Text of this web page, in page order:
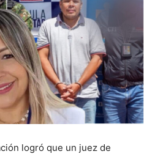
logró que un juez de